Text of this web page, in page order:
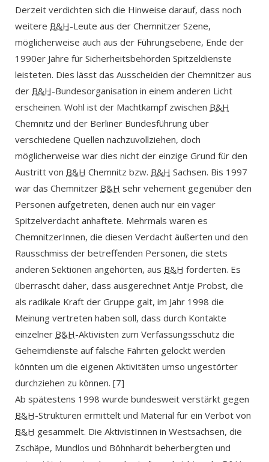
Derzeit verdichten sich die Hinweise darauf, dass noch
weitere B&H-Leute aus der Chemnitzer Szene,
möglicherweise auch aus der Führungsebene, Ende der
1990er Jahre für Sicherheitsbehörden Spitzeldienste
leisteten. Dies lässt das Ausscheiden der Chemnitzer aus
der B&H-Bundesorganisation in einem anderen Licht
erscheinen. Wohl ist der Machtkampf zwischen B&H
Chemnitz und der Berliner Bundesführung über
verschiedene Quellen nachzuvollziehen, doch
möglicherweise war dies nicht der einzige Grund für den
Austritt von B&H Chemnitz bzw. B&H Sachsen. Bis 1997
war das Chemnitzer B&H sehr vehement gegenüber den
Personen aufgetreten, denen auch nur ein vager
Spitzelverdacht anhaftete. Mehrmals waren es
ChemnitzerInnen, die diesen Verdacht äußerten und den
Rausschmiss der betreffenden Personen, die stets
anderen Sektionen angehörten, aus B&H forderten. Es
überrascht daher, dass ausgerechnet Antje Probst, die
als radikale Kraft der Gruppe galt, im Jahr 1998 die
Meinung vertreten haben soll, dass durch Kontakte
einzelner B&H-Aktivisten zum Verfassungsschutz die
Geheimdienste auf falsche Fährten gelockt werden
könnten um die eigenen Aktivitäten umso ungestörter
durchziehen zu können. [7]
Ab spätestens 1998 wurde bundesweit verstärkt gegen
B&H-Strukturen ermittelt und Material für ein Verbot von
B&H gesammelt. Die AktivistInnen in Westsachsen, die
Zschäpe, Mundlos und Böhnhardt beherbergten und